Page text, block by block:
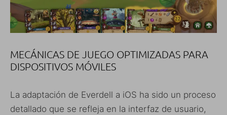
MECÁNICAS DE JUEGO OPTIMIZADAS PARA
DISPOSITIVOS MÓVILES
La adaptación de Everdell a iOS ha sido un proceso
detallado que se refleja en la interfaz de usuario,